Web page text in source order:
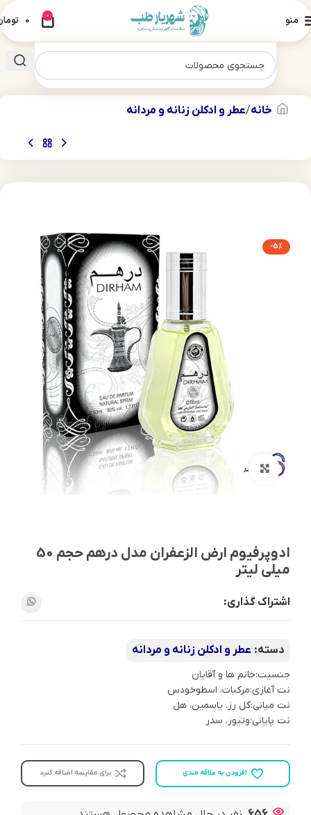
منو 0
0
خانه عطر و ادکلن زنانه و مردانه
-5%
بزرگنمایی تصویر
ادوپرفیوم ارض الزعفران مدل درهم حجم 50
میلی لیتر
اشتراک گذاری:
دسته: عطر و ادکلن زنانه و مردانه
جنسیت:خانم ها و آقایان
نت آغازی:مرکبات، اسطوخودس
نت میانی:گل رز، یاسمین، هل
نت پایانی:وتیور، سدر
افزودن به علاقه مندی برای مقایسه اضافه کنید